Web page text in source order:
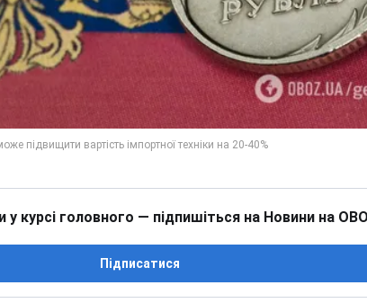
курсі головного — підпишіться на Новини на
Підписатися